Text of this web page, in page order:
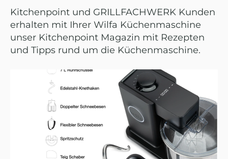
Kitchenpoint und GRILLFACHWERK Kunden
erhalten mit Ihrer Wilfa Küchenmaschine
unser Kitchenpoint Magazin mit Rezepten
und Tipps rund um die Küchenmaschine.